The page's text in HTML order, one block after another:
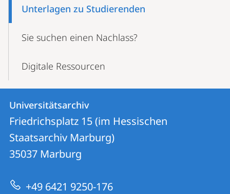
Unter­lagen zu Studierenden
Sie suchen einen Nachlass?
Digitale Ressourcen
Kontakt
und
Informationen
zur
Website
Kontaktinformationen
Universitätsarchiv
Universitätsarchiv
Friedrichsplatz 15 (im Hessischen
Staatsarchiv Marburg)
35037 Marburg
+49 6421 9250-176